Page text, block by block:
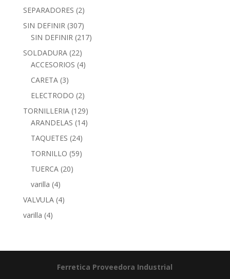
SEPARADORES (2)
SIN DEFINIR (307)
SIN DEFINIR (217)
SOLDADURA (22)
ACCESORIOS (4)
CARETA (3)
ELECTRODO (2)
TORNILLERIA (129)
ARANDELAS (14)
TAQUETES (24)
TORNILLO (59)
TUERCA (20)
varilla (4)
VALVULA (4)
varilla (4)
Ferretica Proveedora Industrial